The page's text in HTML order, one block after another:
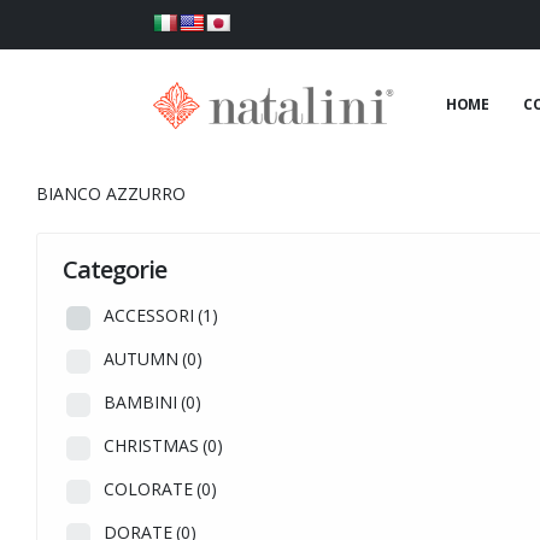
HOME
BIANCO AZZURRO
Categorie
ACCESSORI (1)
AUTUMN (0)
BAMBINI (0)
CHRISTMAS (0)
COLORATE(0)
DORATE(0)